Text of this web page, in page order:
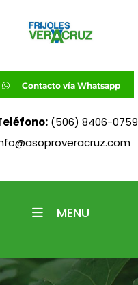
Contacto vía Whatsapp
(506) 8406-0759
MENU